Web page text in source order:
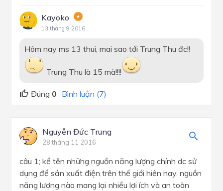
Kayoko
13 tháng 9 2016
Hôm nay ms 13 thui, mai sao tới Trung Thu đc!!
Trung Thu là 15 mà!!!!
Đúng 0 Bình luận (7)
Nguyễn Đức Trung
28 tháng 11 2016
câu 1; kể tên những nguồn năng lượng chính dc sử
dụng để sản xuất điện trên thế giới hiên nay. nguồn
năng lượng nào mang lại nhiều lợi ích và an toàn